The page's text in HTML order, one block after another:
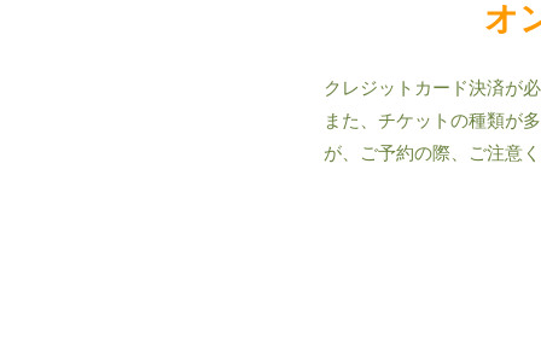
オ
クレジットカード決済が
また、チケットの種類が
が、ご予約の際、ご注意